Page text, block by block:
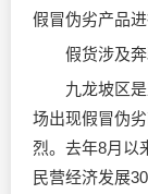
假冒伪劣产品进
假货涉及奔
九龙坡区是
场出现假冒伪
烈。去年8月以
民营经济发展